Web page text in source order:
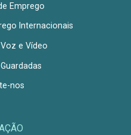
Emprego
Internacionais
e Vídeo
nos